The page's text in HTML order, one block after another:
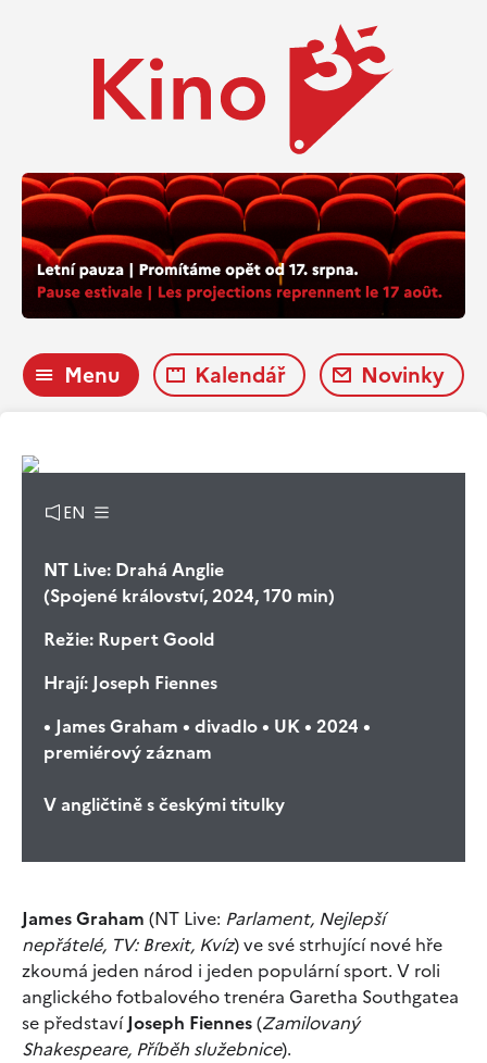
Menu Kalendář Novinky
EN
NT Live: Drahá Anglie
(Spojené království, 2024, 170 min)
Režie: Rupert Goold
Hrají: Joseph Fiennes
• James Graham • divadlo • UK • 2024 •
premiérový záznam
V angličtině s českými titulky
James Graham (NT Live: Parlament, Nejlepší
nepřátelé, TV: Brexit, Kvíz) ve své strhující nové hře
zkoumá jeden národ i jeden populární sport. V roli
anglického fotbalového trenéra Garetha Southgatea
se představíJoseph Fiennes(Zamilovaný
Shakespeare, Příběh služebnice).